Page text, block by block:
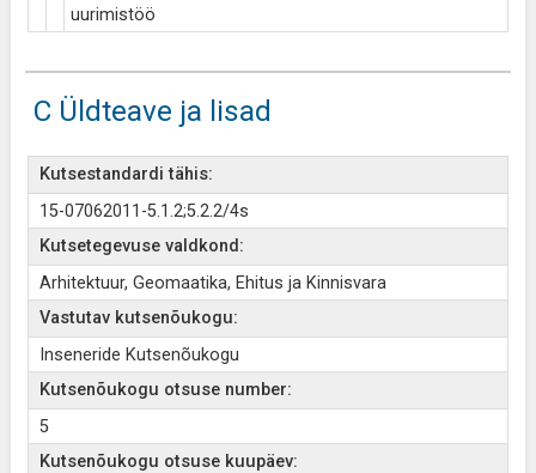
uurimistöö
C Üldteave ja lisad
Kutsestandardi tähis:
15-07062011-5.1.2;5.2.2/4s
Kutsetegevuse valdkond:
Arhitektuur, Geomaatika, Ehitus ja Kinnisvara
Vastutav kutsenõukogu:
Inseneride Kutsenõukogu
Kutsenõukogu otsuse number:
5
Kutsenõukogu otsuse kuupäev: